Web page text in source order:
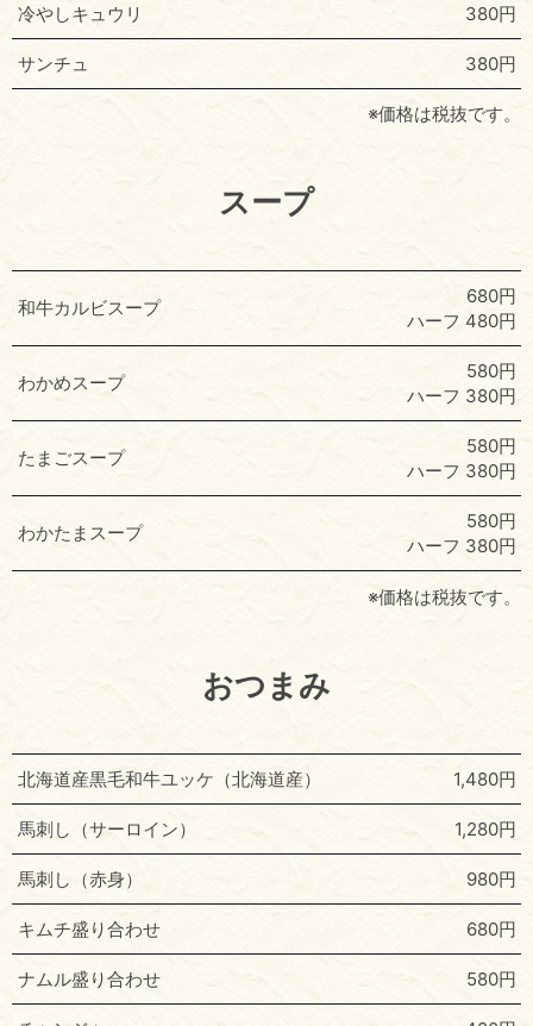
冷やしキュウリ 380円
サンチュ 380円
※価格は税抜です。
スープ
和牛カルビスープ
680円
ハーフ 480円
わかめスープ
580円
ハーフ 380円
たまごスープ
580円
ハーフ 380円
わかたまスープ
580円
ハーフ 380円
※価格は税抜です。
おつまみ
北海道産黒毛和牛ユッケ（北海道産） 1,480円
馬刺し（サーロイン） 1,280円
馬刺し（赤身） 980円
キムチ盛り合わせ 680円
ナムル盛り合わせ 580円